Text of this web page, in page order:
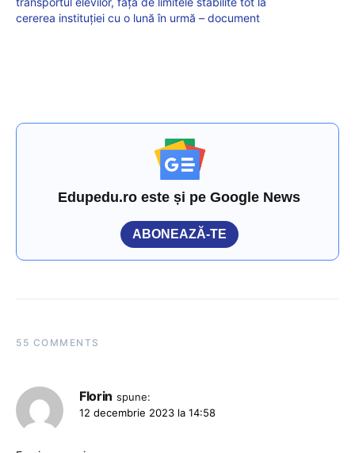
cererea instituției cu o lună în urmă – document
Edupedu.ro este și pe Google News
ABONEAZĂ-TE
55 COMMENTS
Florin spune:
12 decembrie 2023 la 14:58